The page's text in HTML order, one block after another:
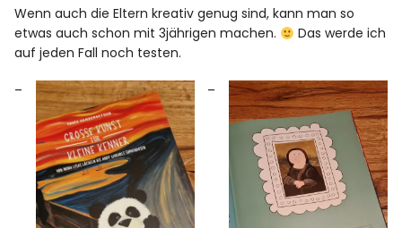
Wenn auch die Eltern kreativ genug sind, kann man so
etwas auch schon mit 3jährigen machen.
Das werde ich
auf jeden Fall noch testen.